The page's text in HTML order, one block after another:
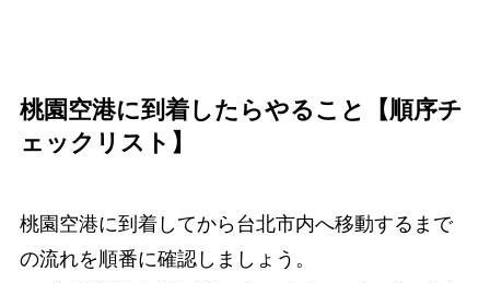
桃園空港に到着したらやること【順序チ
ェックリスト】
桃園空港に到着してから台北市内へ移動するまで
の流れを順番に確認しましょう。